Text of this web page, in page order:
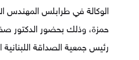
الوكالة في طرابلس المهندس
حمزة، وذلك بحضور الدكتور
رئيس جمعية الصداقة اللبنانية